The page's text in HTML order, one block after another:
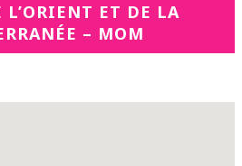
L’ORIENT ET DE LA
– MOM